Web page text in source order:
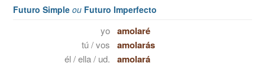
Futuro Simple ou Futuro Imperfecto
yo amolaré
tú / vos amolarás
él / ella / ud. amolará